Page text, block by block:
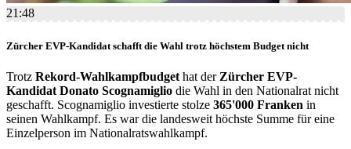
21:48
Zürcher EVP-Kandidat schafft die Wahl trotz höchstem Budget nicht
Trotz Rekord-Wahlkampfbudget hat der Zürcher EVP-
Kandidat Donato Scognamiglio die Wahl in den Nationalrat nicht
geschafft. Scognamiglio investierte stolze 365'000 Franken in
seinen Wahlkampf. Es war die landesweit höchste Summe für eine
Einzelperson im Nationalratswahlkampf.